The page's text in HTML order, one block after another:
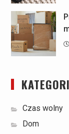
Czas wolny
Dom